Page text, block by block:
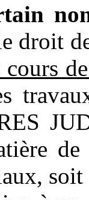
droit
soit